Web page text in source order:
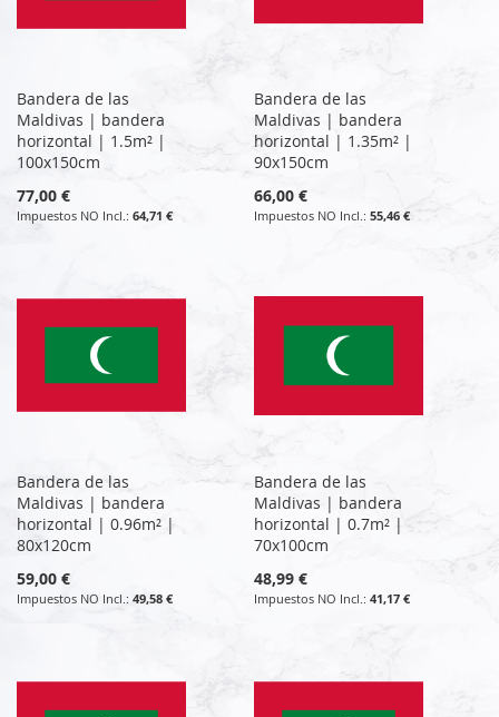
Bandera de las
Maldivas | bandera
horizontal | 1.5m² |
100x150cm
77,00 €
64,71 €
Bandera de las
Maldivas | bandera
horizontal | 1.35m² |
90x150cm
66,00 €
55,46 €
Bandera de las
Maldivas | bandera
horizontal | 0.96m² |
80x120cm
59,00 €
49,58 €
Bandera de las
Maldivas | bandera
horizontal | 0.7m² |
70x100cm
48,99 €
41,17 €